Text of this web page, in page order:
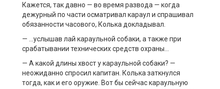
Кажется, так давно — во время развода — когда
дежурный по части осматривал караул и спрашивал
обязанности часового, Колька докладывал.
— …услышав лай караульной собаки, а также при
срабатывании технических средств охраны…
— А какой длины хвост у караульной собаки? —
неожиданно спросил капитан. Колька заткнулся
тогда, как и его оружие. Вот бы сейчас караульную